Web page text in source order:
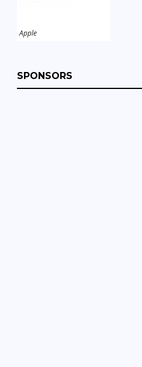
Apple
SPONSORS